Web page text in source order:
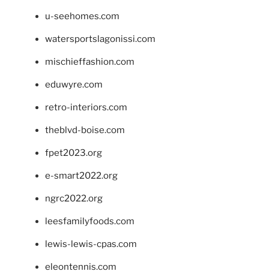
u-seehomes.com
watersportslagonissi.com
mischieffashion.com
eduwyre.com
retro-interiors.com
theblvd-boise.com
fpet2023.org
e-smart2022.org
ngrc2022.org
leesfamilyfoods.com
lewis-lewis-cpas.com
eleontennis.com